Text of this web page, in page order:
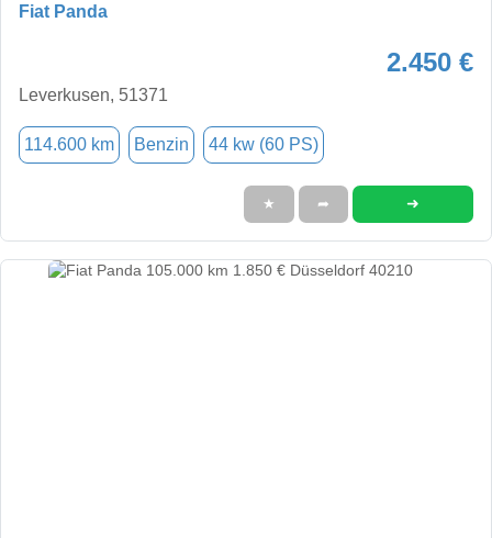
Fiat Panda
2.450 €
Leverkusen, 51371
114.600 km Benzin 44 kw (60 PS)
★ ➦ ➜